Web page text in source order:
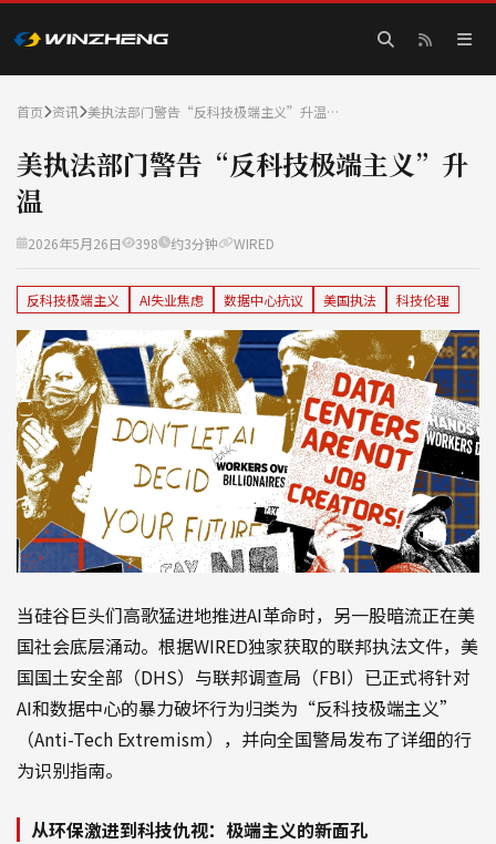
首页 资讯 美执法部门警告“反科技极端主义”升温…
美执法部门警告“反科技极端主义”升
温
2026年5月26日 398 约3分钟 WIRED
反科技极端主义 AI失业焦虑 数据中心抗议 美国执法 科技伦理
当硅谷巨头们高歌猛进地推进AI革命时，另一股暗流正在美
国社会底层涌动。根据WIRED独家获取的联邦执法文件，美
国国土安全部（DHS）与联邦调查局（FBI）已正式将针对
AI和数据中心的暴力破坏行为归类为“反科技极端主义”
（Anti-Tech Extremism），并向全国警局发布了详细的行
为识别指南。
从环保激进到科技仇视：极端主义的新面孔